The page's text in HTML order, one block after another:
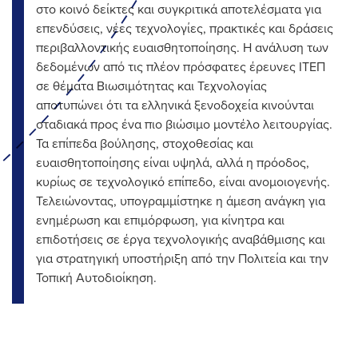
στο κοινό δείκτες και συγκριτικά αποτελέσματα για
επενδύσεις, νέες τεχνολογίες, πρακτικές και δράσεις
περιβαλλοντικής ευαισθητοποίησης. Η ανάλυση των
δεδομένων από τις πλέον πρόσφατες έρευνες ΙΤΕΠ
σε θέματα Βιωσιμότητας και Τεχνολογίας
αποτυπώνει ότι τα ελληνικά ξενοδοχεία κινούνται
σταδιακά προς ένα πιο βιώσιμο μοντέλο λειτουργίας.
Τα επίπεδα βούλησης, στοχοθεσίας και
ευαισθητοποίησης είναι υψηλά, αλλά η πρόοδος,
κυρίως σε τεχνολογικό επίπεδο, είναι ανομοιογενής.
Τελειώνοντας, υπογραμμίστηκε η άμεση ανάγκη για
ενημέρωση και επιμόρφωση, για κίνητρα και
επιδοτήσεις σε έργα τεχνολογικής αναβάθμισης και
για στρατηγική υποστήριξη από την Πολιτεία και την
Τοπική Αυτοδιοίκηση.